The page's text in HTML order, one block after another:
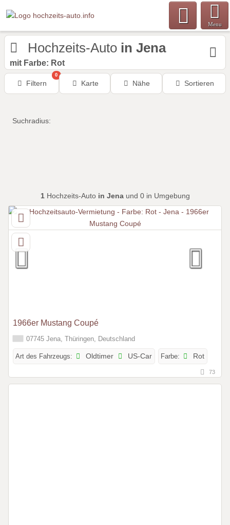
Menu
Hochzeits-Auto in Jena
mit Farbe: Rot
Filtern
0
Karte Nähe Sortieren
Suchradius:
1Hochzeits-Auto in Jenaund 0 in Umgebung
1966er Mustang Coupé
07745 Jena, Thüringen, Deutschland
Art des Fahrzeugs: Oldtimer US-Car Farbe: Rot
73